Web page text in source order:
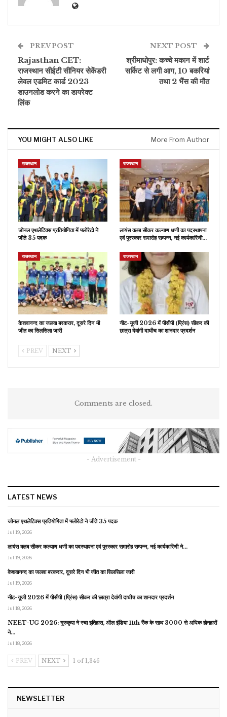
PREV POST
Rajasthan CET:
राजस्थान सीईटी सीनियर सेकेंडरी
लेवल एडमिट कार्ड 2023
डाउनलोड करने का डायरेक्ट
लिंक
NEXT POST
श्रीमाधोपुर: कच्चे मकान में शार्ट
सर्किट से लगी आग, 10 बकरियां
तथा 2 भैंस की मौत
YOU MIGHT ALSO LIKE More From Author
राजस्थान
जोनल एथलेटिक्स प्रतियोगिता में फ्लोरेटो ने
जीते 35 पदक
राजस्थान
लायंस क्लब सीकर कल्याण धणी का पदस्थापना
एवं पुरस्कार समारोह सम्पन्न, नई कार्यकारिणी…
राजस्थान
केशवानन्द का जलवा बरकरार, दूसरे दिन भी
जीत का सिलसिला जारी
राजस्थान
नीट-यूजी 2026 में पीसीपी (प्रिंस) सीकर की
छात्रा देवांगी दाधीच का शानदार प्रदर्शन
PREV NEXT
Comments are closed.
- Advertisement -
LATEST NEWS
जोनल एथलेटिक्स प्रतियोगिता में फ्लोरेटो ने जीते 35 पदक
Jul 19, 2026
लायंस क्लब सीकर कल्याण धणी का पदस्थापना एवं पुरस्कार समारोह सम्पन्न, नई कार्यकारिणी ने…
Jul 19, 2026
केशवानन्द का जलवा बरकरार, दूसरे दिन भी जीत का सिलसिला जारी
Jul 19, 2026
नीट-यूजी 2026 में पीसीपी (प्रिंस) सीकर की छात्रा देवांगी दाधीच का शानदार प्रदर्शन
Jul 18, 2026
NEET-UG 2026: गुरुकृपा ने रचा इतिहास, ऑल इंडिया 11th रैंक के साथ 3000 से अधिक होनहारों
ने…
Jul 18, 2026
PREV NEXT 1 of 1,346
NEWSLETTER